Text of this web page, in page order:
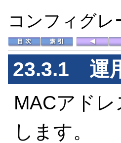
コンフィグレ
23.3.1 運
MACアド
します。